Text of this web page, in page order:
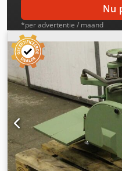
Nu
*per advertentie / maand